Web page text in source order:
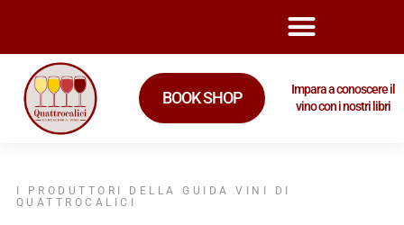
BOOK SHOP
Impara a conoscere il
vino con i nostri libri
I PRODUTTORI DELLA GUIDA VINI DI
QUATTROCALICI